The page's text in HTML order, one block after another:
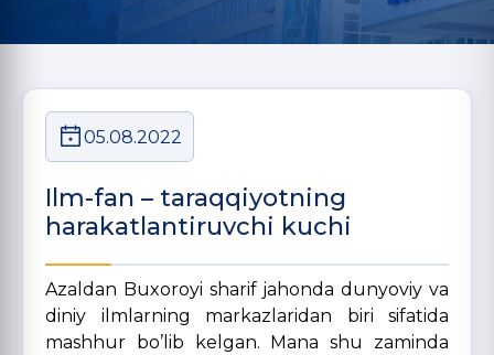
05.08.2022
Ilm-fan – taraqqiyotning
harakatlantiruvchi kuchi
Azaldan Buxoroyi sharif jahonda dunyoviy va
diniy ilmlarning markazlaridan biri sifatida
mashhur bo’lib kelgan. Mana shu zaminda